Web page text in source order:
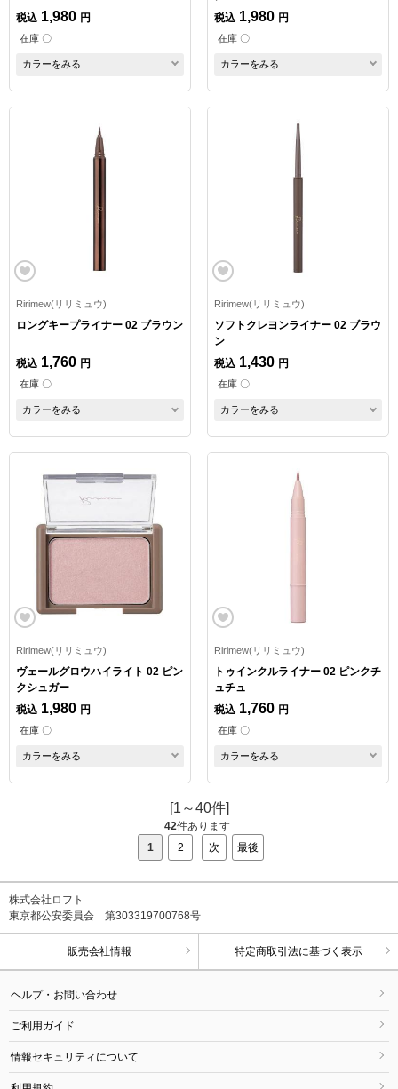
税込 1,980 円
在庫 〇
カラーをみる
税込 1,980 円
在庫 〇
カラーをみる
Ririmew(リリミュウ)
ロングキープライナー 02 ブラウン
税込 1,760 円
在庫 〇
カラーをみる
Ririmew(リリミュウ)
ソフトクレヨンライナー 02 ブラウ
ン
税込 1,430 円
在庫 〇
カラーをみる
Ririmew(リリミュウ)
ヴェールグロウハイライト 02 ピン
クシュガー
税込 1,980 円
在庫 〇
カラーをみる
Ririmew(リリミュウ)
トゥインクルライナー 02 ピンクチ
ュチュ
税込 1,760 円
在庫 〇
カラーをみる
[1～40件]
42件あります
1
2 次 最後
株式会社ロフト
東京都公安委員会 第303319700768号
販売会社情報 特定商取引法に基づく表示
ヘルプ・お問い合わせ
ご利用ガイド
情報セキュリティについて